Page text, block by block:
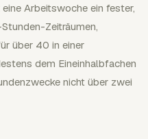
Arbeitswoche ein fester,
Zeiträumen,
über 40 in einer
dem Eineinhalbfachen
nicht über zwei